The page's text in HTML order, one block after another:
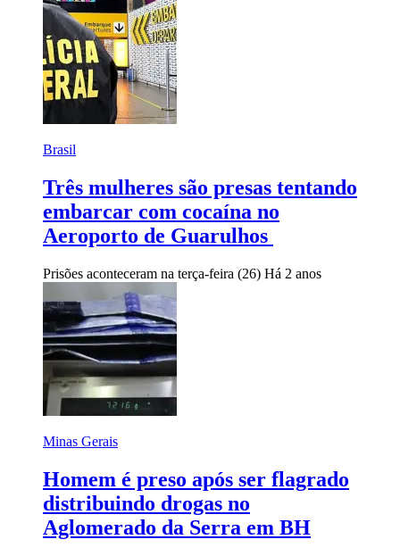
Brasil
Três mulheres são presas tentando
embarcar com cocaína no
Aeroporto de Guarulhos
Prisões aconteceram na terça-feira (26) Há 2 anos
Minas Gerais
Homem é preso após ser flagrado
distribuindo drogas no
Aglomerado da Serra em BH